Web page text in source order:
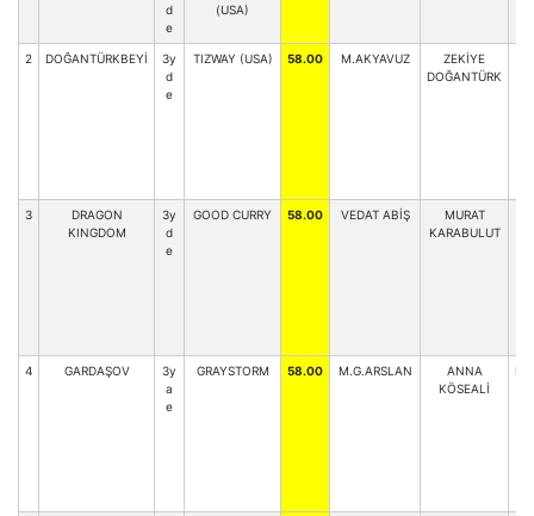
d
e
(USA)
2 DOĞANTÜRKBEYİ
3y
d
e
TIZWAY (USA) 58.00 M.AKYAVUZ
ZEKİYE
DOĞANTÜRK
3
DRAGON
KINGDOM
3y
d
e
GOOD CURRY 58.00 VEDAT ABİŞ
MURAT
KARABULUT
4 GARDAŞOV
3y
a
e
GRAYSTORM 58.00 M.G.ARSLAN
ANNA
KÖSEALİ